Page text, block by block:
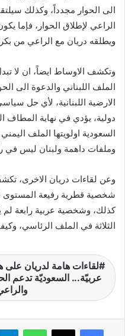
الى الحوار مجدداً، وكذلك
الراعي لإطلاق الحوار، فإما
ويطلقه دريان مع الراعي من
وتكشف الاوساط ايضاً، ان لا
الملف اللبناني والدعوة الى
الارضية اللبنانية، لأي حل
دولية، يؤدي في نهاية المطاف
السعودية اولويتها الملف
وملفات داهمة ولبنان ليس في
وعن لقاءات دريان الاخرى،
شخصية قطرية رفيعة
كذلك، وشخصية عربية رابعة
الثلاثة في الملف الرئاسي،
عربيّة... السعوديّة تدعم
واتساب